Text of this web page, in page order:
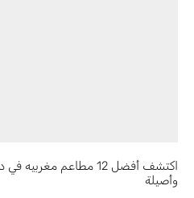
اكتشف أفضل 12 مطاعم
وأصيلة